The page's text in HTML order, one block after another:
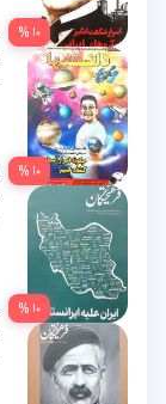
۱۰ %
۱۰ %
۱۰ %